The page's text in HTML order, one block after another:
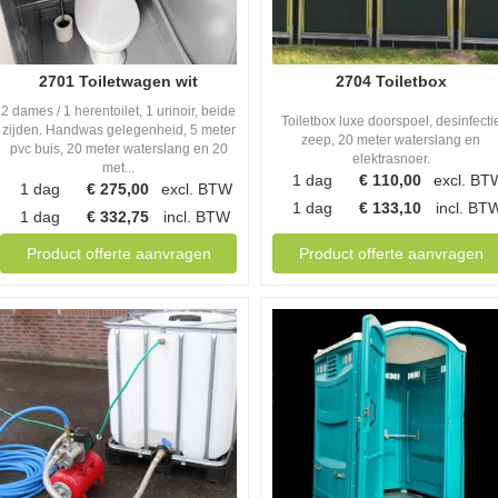
2701 Toiletwagen wit
2 dames / 1 herentoilet, 1 urinoir, beide
zijden. Handwas gelegenheid, 5 meter
pvc buis, 20 meter waterslang en 20
met...
1 dag € 275,00
excl. BTW
1 dag
€ 332,75 incl. BTW
Product offerte aanvragen
2704 Toiletbox
Toiletbox luxe doorspoel,
zeep, 20 meter waterslang en
elektrasnoer.
1 dag € 110,00
excl.
1 dag
€ 133,10 incl.
Product offerte aanvragen